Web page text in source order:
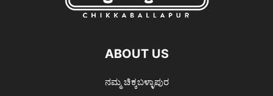
ABOUT US
ನಮ್ಮ ಚಿಕ್ಕಬಳ್ಳಾಪುರ